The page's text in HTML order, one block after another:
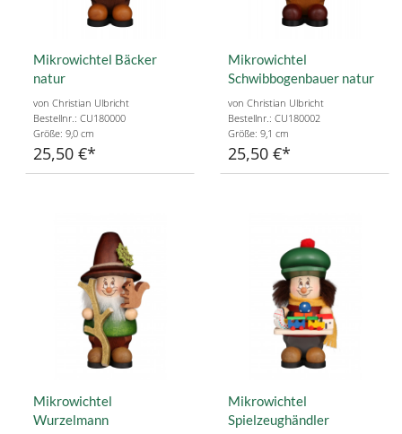
Mikrowichtel Bäcker
natur
von Christian Ulbricht
Bestellnr.: CU180000
Größe: 9,0 cm
25,50 €
Mikrowichtel
Schwibbogenbauer natur
von Christian Ulbricht
Bestellnr.: CU180002
Größe: 9,1 cm
25,50 €
Mikrowichtel
Wurzelmann
Mikrowichtel
Spielzeughändler